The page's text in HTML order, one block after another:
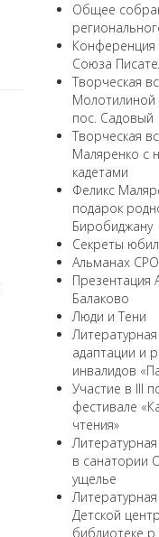
Общее
Конференция
Союза
Творческая
пос. Садовый
Творческая
Маляренко с
кадетами
Феликс
подарок
Биробиджану
Секреты
Альманах
Презентация
Балаково
Люди и Тени
адаптации и
инвалидов
Участие в III
фестивале
чтения»
в санатории
ущелье
Детской
библиотеке